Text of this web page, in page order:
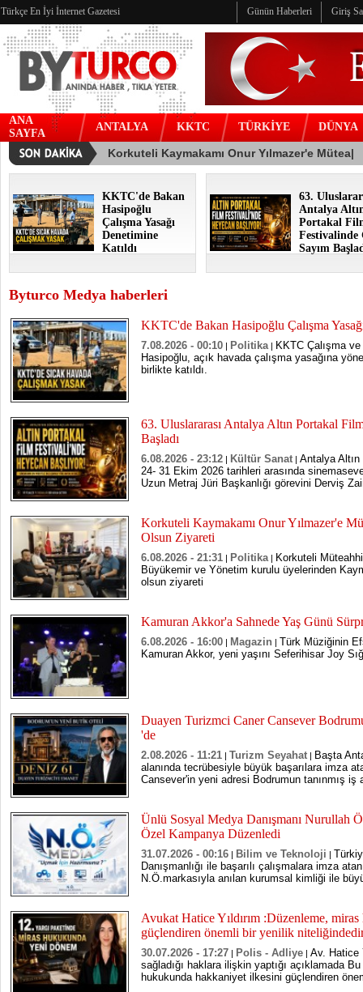
Türkçe En İyi İnternet Gazetesi Günün Haberleri Giriş
ANA
SAYFA
ANTALYA KKTC TÜRKİYE DÜNYA
KKTC'de Bakan
Hasipoğlu
Çalışma Yasağı
Denetimine
Katıldı
63.
Antalya
Portakal
Festivalinde
Sayım
Byturco Medya haberleri
KKTC'de Bakan Hasipoğlu Çalışma
7.08.2026 - 00:10 | Politika | KKTC Çalışma
Hasipoğlu, açık havada çalışma yasağına
birlikte katıldı.
63. Uluslararası Antalya Altın Portakal
Başladı
6.08.2026 - 23:12 | Kültür Sanat | Antalya
24- 31 Ekim 2026 tarihleri arasında
Uzun Metraj Jüri Başkanlığı görevini Derviş
Korkuteli Kaymakamı Onur Yılmazer'e
Olsun Ziyareti
6.08.2026 - 21:31 | Politika | Korkuteli
Büyükemir ve Yönetim kurulu üyelerinden
olsun ziyareti
Kamuran Akkor'a Sahnede Yaş Günü
6.08.2026 - 16:00 | Magazin | Türk Müziğinin
Kamuran Akkor, yeni yaşını Seferihisar Joy
Duayen Turizmci Caner Cansever
'de
2.08.2026 - 11:21 | Turizm Seyahat | Başta
alanında tecrübesiyle büyük başarılara imza
Cansever'in yeni adresi Bodrumun tanınmış iş
Ünlü Sosyal Medya Danışmanı Nurullah
Özel Kampanya Düzenledi
31.07.2026 - 00:16 | Bilim ve Teknoloji |
Danışmanlığı ile başarılı çalışmalara imza
N.Ö.markasıyla anılan kurumsal kimliği ile
Avukat Hatice Yıldırım :Düzenleme,
güçlendiren önemli bir yenilik
30.07.2026 - 17:27 | Polis - Adliye | Av. Hatice
sağladığı haklara ilişkin yaptığı açıklamada
hukukunda hakkaniyet ilkesini güçlendiren